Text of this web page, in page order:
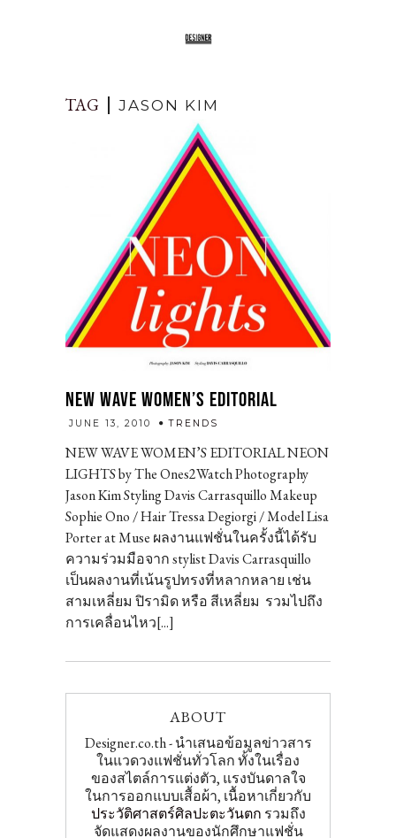
TAG JASON KIM
NEW WAVE WOMEN’S EDITORIAL
JUNE 13, 2010 TRENDS
NEW WAVE WOMEN’S EDITORIAL NEON
LIGHTS by The Ones2Watch Photography
Jason Kim Styling Davis Carrasquillo Makeup
Sophie Ono / Hair Tressa Degiorgi / Model Lisa
Porter at Muse ผลงานแฟชั่นในครั้งนี้ได้รับ
ความร่วมมือจาก stylist Davis Carrasquillo
เป็นผลงานที่เน้นรูปทรงที่หลากหลาย เช่น
สามเหลี่ยม ปิรามิด หรือ สีเหลี่ยม รวมไปถึง
การเคลื่อนไหว[...]
ABOUT
Designer.co.th - นำเสนอข้อมูลข่าวสาร
ในแวดวงแฟชั่นทั่วโลก ทั้งในเรื่อง
ของสไตล์การแต่งตัว, แรงบันดาลใจ
ในการออกแบบเสื้อผ้า, เนื้อหาเกี่ยวกับ
ประวัติศาสตร์ศิลปะตะวันตก รวมถึง
จัดแสดงผลงานของนักศึกษาแฟชั่น